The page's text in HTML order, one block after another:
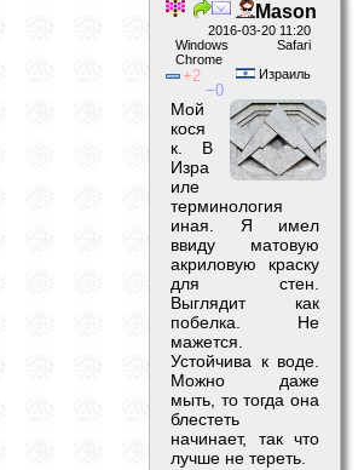
2016-03-20 11:20
Windows Safari
Chrome
Израиль
2
0
Mason
Мой
кося
к. В
Изра
иле
терминология
иная. Я имел
ввиду матовую
акриловую краску
для стен.
Выглядит как
побелка. Не
мажется.
Устойчива к воде.
Можно даже
мыть, то тогда она
блестеть
начинает, так что
лучше не тереть.